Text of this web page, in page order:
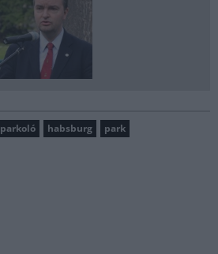
parkoló habsburg
park